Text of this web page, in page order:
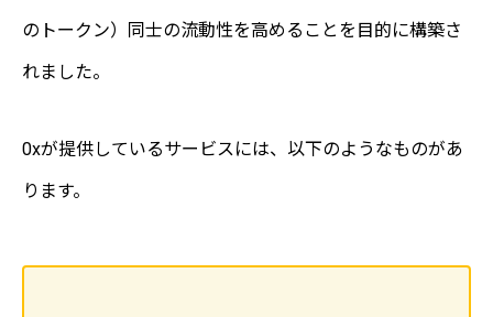
のトークン）同士の流動性を高めることを目的に構築さ
れました。
0xが提供しているサービスには、以下のようなものがあ
ります。